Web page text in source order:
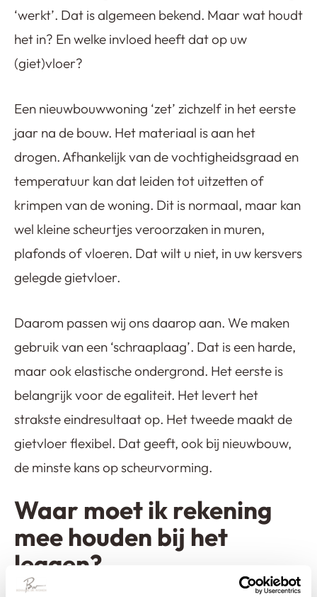
‘werkt’. Dat is algemeen bekend. Maar wat houdt
het in? En welke invloed heeft dat op uw
(giet)vloer?
Een nieuwbouwwoning ‘zet’ zichzelf in het eerste
jaar na de bouw. Het materiaal is aan het
drogen. Afhankelijk van de vochtigheidsgraad en
temperatuur kan dat leiden tot uitzetten of
krimpen van de woning. Dit is normaal, maar kan
wel kleine scheurtjes veroorzaken in muren,
plafonds of vloeren. Dat wilt u niet, in uw kersvers
gelegde gietvloer.
Daarom passen wij ons daarop aan. We maken
gebruik van een ‘schraaplaag’. Dat is een harde,
maar ook elastische ondergrond. Het eerste is
belangrijk voor de egaliteit. Het levert het
strakste eindresultaat op. Het tweede maakt de
gietvloer flexibel. Dat geeft, ook bij nieuwbouw,
de minste kans op scheurvorming.
Waar moet ik rekening
mee houden bij het
leggen?